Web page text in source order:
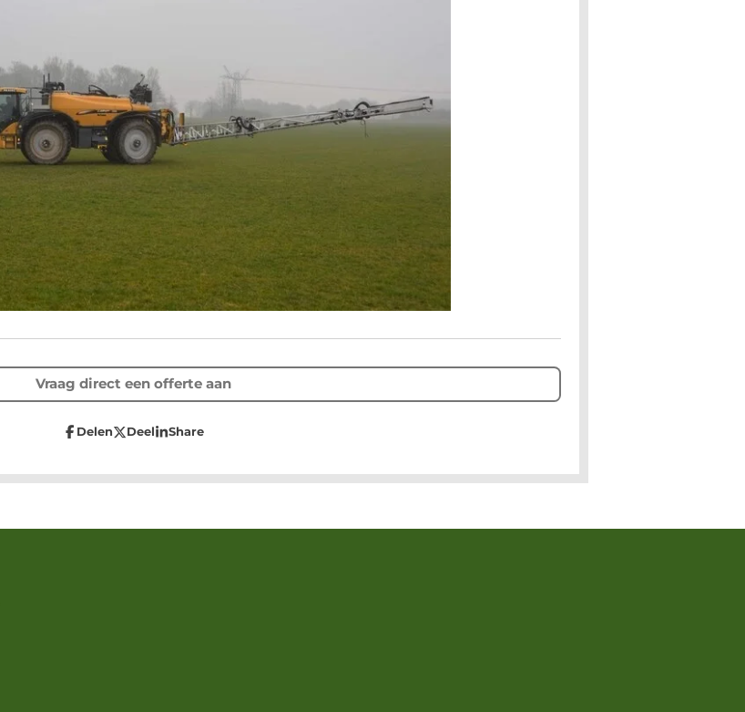
Vraag direct een offerte aan
Delen Deel Share